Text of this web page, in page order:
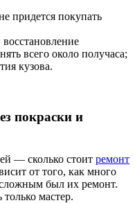
придется покупать
всего около получаса;
кузова.
покраски и
— сколько стоит ремонт
от того, как много
был их ремонт.
мастер.